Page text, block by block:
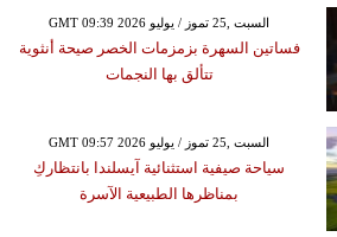
GMT 09:39 2026 السبت ,25 تموز / يوليو
فساتين السهرة بزمزمات الخصر صيحة أنثوية
تتألق بها النجمات
GMT 09:57 2026 السبت ,25 تموز / يوليو
سياحة صيفية استثنائية آيسلندا بانتظاركِ
بمناظرها الطبيعية الآسرة